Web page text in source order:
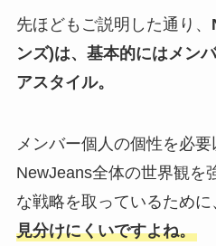
先ほどもご説明した通り、
ンズ)は、基本的にはメン
アスタイル。
メンバー個人の個性を必要
NewJeans全体の世界観を
な戦略を取っているために
見分けにくいですよね。